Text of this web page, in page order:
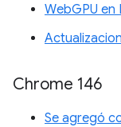
WebGPU en
Chrome 146
Se agregó